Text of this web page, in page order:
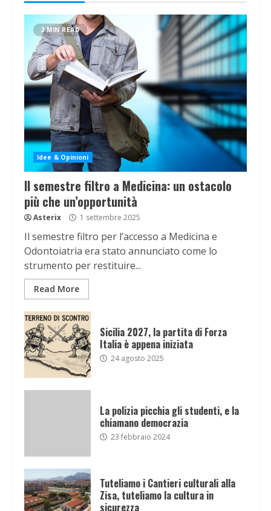
2 MIN READ
Idee & Opinioni
Il semestre filtro a Medicina: un ostacolo
più che un’opportunità
Asterix 1 settembre 2025
Il semestre filtro per l’accesso a Medicina e
Odontoiatria era stato annunciato come lo
strumento per restituire...
Read More
Sicilia 2027, la partita di Forza
Italia è appena iniziata
24 agosto 2025
La polizia picchia gli studenti, e la
chiamano democrazia
23 febbraio 2024
Tuteliamo i Cantieri culturali alla
Zisa, tuteliamo la cultura in
sicurezza